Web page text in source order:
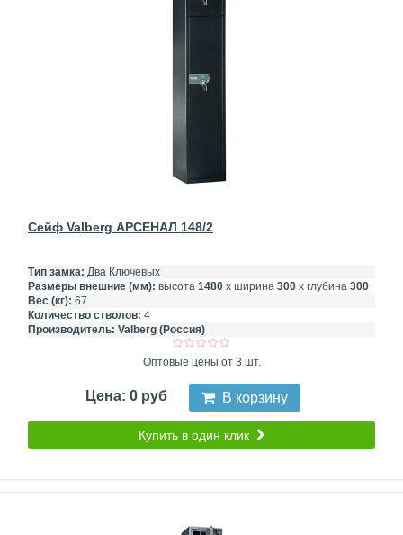
Сейф Valberg АРСЕНАЛ 148/2
Тип замка: Два Ключевых
Размеры внешние (мм): высота 1480 х ширина 300 х глубина 300
Вес (кг): 67
Количество стволов: 4
Производитель: Valberg (Россия)
Оптовые цены от 3 шт.
Цена: 0 руб В корзину
Купить в один клик